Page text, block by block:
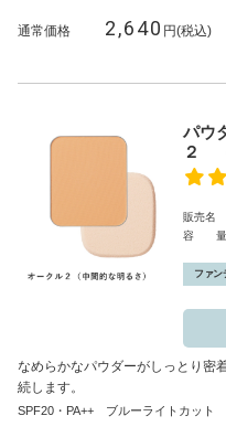
通常価格 2,640 円(税込)
パウ
２
販売名
容 量
ファン
なめらかなパウダーがしっとり密
続します。
SPF20・PA++ ブルーライトカット